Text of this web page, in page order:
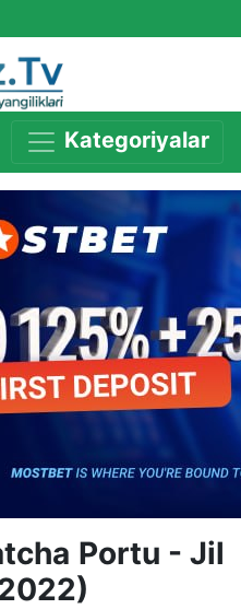
Kategoriyalar
Portu - Jil